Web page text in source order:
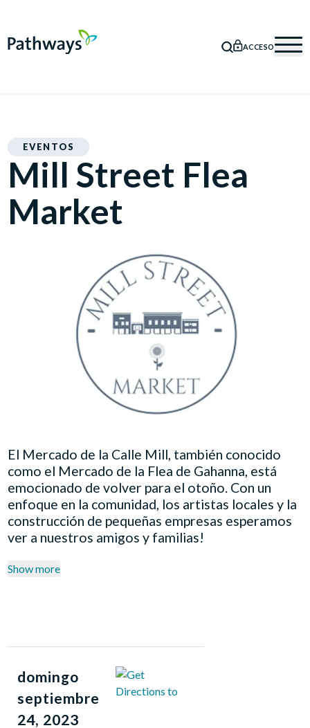
BÚSQUEDA
ACCESO
EVENTOS
Mill Street Flea
Market
El Mercado de la Calle Mill, también conocido
como el Mercado de la Flea de Gahanna, está
emocionado de volver para el otoño. Con un
enfoque en la comunidad, los artistas locales y la
construcción de pequeñas empresas esperamos
ver a nuestros amigos y familias!
Show more
domingo
septiembre
24, 2023